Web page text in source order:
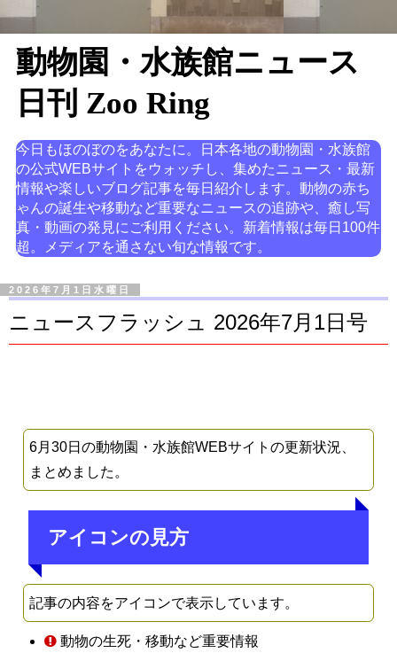
動物園・水族館ニュース
日刊 Zoo Ring
今日もほのぼのをあなたに。日本各地の動物園・水族館
の公式WEBサイトをウォッチし、集めたニュース・最新
情報や楽しいブログ記事を毎日紹介します。動物の赤ち
ゃんの誕生や移動など重要なニュースの追跡や、癒し写
真・動画の発見にご利用ください。新着情報は毎日100件
超。メディアを通さない旬な情報です。
2026年7月1日水曜日
ニュースフラッシュ 2026年7月1日号
6月30日の動物園・水族館WEBサイトの更新状況、
まとめました。
アイコンの見方
記事の内容をアイコンで表示しています。
動物の生死・移動など重要情報